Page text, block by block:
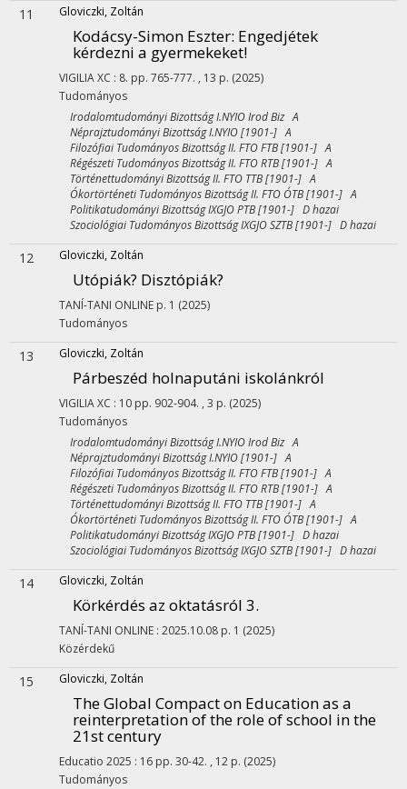
11 Gloviczki, Zoltán
Kodácsy-Simon Eszter: Engedjétek
kérdezni a gyermekeket!
VIGILIAXC : 8. pp. 765-777. , 13 p. (2025)
Tudományos
Irodalomtudományi Bizottság I.NYIO Irod Biz A
Néprajztudományi Bizottság I.NYIO [1901-] A
Filozófiai Tudományos Bizottság II. FTO FTB [1901-] A
Régészeti Tudományos Bizottság II. FTO RTB [1901-] A
Történettudományi Bizottság II. FTO TTB [1901-] A
Ókortörténeti Tudományos Bizottság II. FTO ÓTB [1901-] A
Politikatudományi Bizottság IXGJO PTB [1901-] D hazai
Szociológiai Tudományos Bizottság IXGJO SZTB [1901-] D hazai
12 Gloviczki, Zoltán
Utópiák? Disztópiák?
TANÍ-TANI ONLINE p. 1 (2025)
Tudományos
13 Gloviczki, Zoltán
Párbeszéd holnaputáni iskolánkról
VIGILIAXC : 10 pp. 902-904. , 3 p. (2025)
Tudományos
Irodalomtudományi Bizottság I.NYIO Irod Biz A
Néprajztudományi Bizottság I.NYIO [1901-] A
Filozófiai Tudományos Bizottság II. FTO FTB [1901-] A
Régészeti Tudományos Bizottság II. FTO RTB [1901-] A
Történettudományi Bizottság II. FTO TTB [1901-] A
Ókortörténeti Tudományos Bizottság II. FTO ÓTB [1901-] A
Politikatudományi Bizottság IXGJO PTB [1901-] D hazai
Szociológiai Tudományos Bizottság IXGJO SZTB [1901-] D hazai
14 Gloviczki, Zoltán
Körkérdés az oktatásról 3.
TANÍ-TANI ONLINE : 2025.10.08 p. 1 (2025)
Közérdekű
15 Gloviczki, Zoltán
The Global Compact on Education as a
reinterpretation of the role of school in the
21st century
Educatio 2025 : 16 pp. 30-42. , 12 p. (2025)
Tudományos